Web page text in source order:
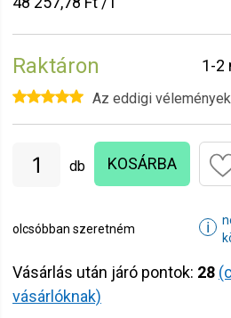
Raktáron 1-2
Az eddigi vélemények
db KOSÁRBA
olcsóbban szeretném ℹ
Vásárlás után járó pontok: 28
vásárlóknak)